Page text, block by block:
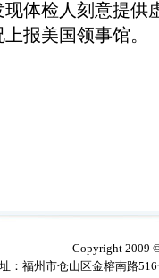
体检人刻意提供
报美国领事馆。
Copyright 2009
：福州市仓山区金榕南路